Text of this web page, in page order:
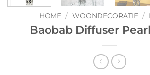
HOME / WOONDECORATIE /
Baobab Diffuser